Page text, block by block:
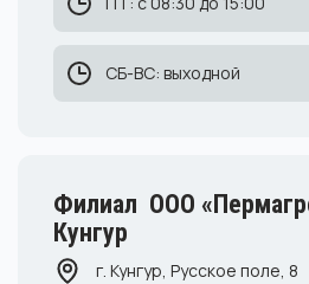
СБ-ВС: выходной
Филиал ООО
Кунгур
г. Кунгур, Русское поле, 8